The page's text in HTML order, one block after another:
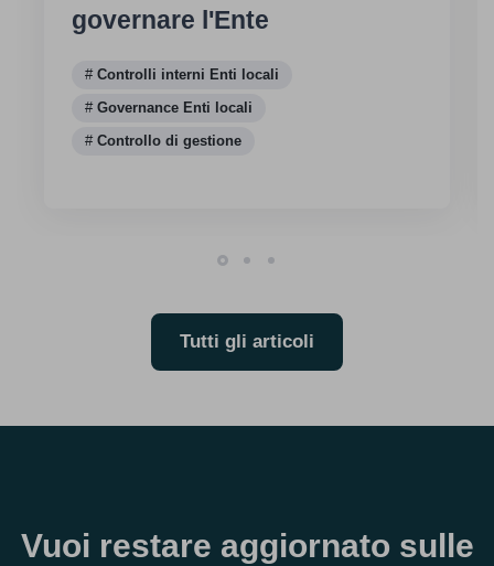
governare l'Ente
Controlli interni Enti locali
Governance Enti locali
Controllo di gestione
Tutti gli articoli
Vuoi restare aggiornato sulle